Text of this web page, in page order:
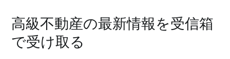
高級不動産の最新情報を受信箱
で受け取る